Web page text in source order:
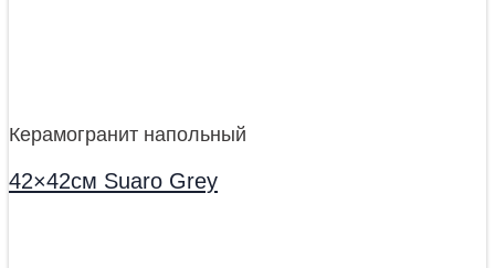
Керамогранит напольный
42×42см Suaro Grey